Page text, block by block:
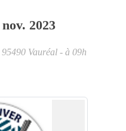
nov. 2023
95490 Vauréal - à 09h